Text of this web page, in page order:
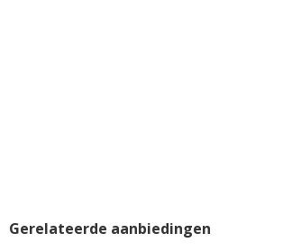
Gerelateerde aanbiedingen